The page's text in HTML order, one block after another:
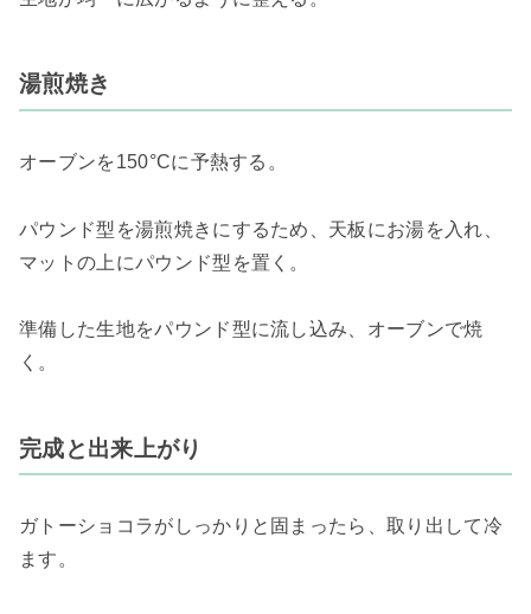
湯煎焼き
オーブンを150°Cに予熱する。
パウンド型を湯煎焼きにするため、天板にお湯を入れ、
マットの上にパウンド型を置く。
準備した生地をパウンド型に流し込み、オーブンで焼
く。
完成と出来上がり
ガトーショコラがしっかりと固まったら、取り出して冷
ます。